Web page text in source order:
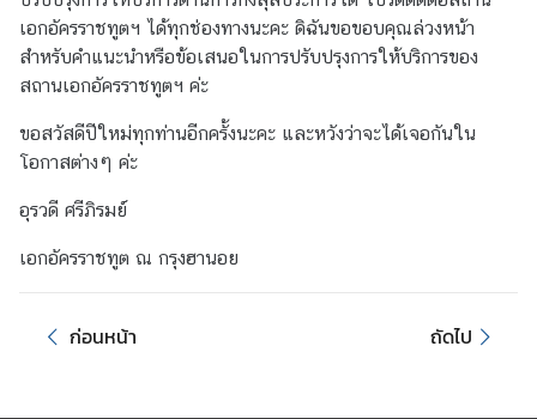
ที
ม
ป
ร
ะ
เ
ท
ไ
เอกอัครราชทูตฯ ได้ทุกช่องทางนะคะ ดิฉันขอขอบคุณล่วงหน้า
สำหรับคำแนะนำหรือข้อเสนอในการปรับปรุงการให้บริการของ
สถานเอกอัครราชทูตฯ ค่ะ
ขอสวัสดีปีใหม่ทุกท่านอีกครั้งนะคะ และหวังว่าจะได้เจอกันใน
โอกาสต่างๆ ค่ะ
อุรวดี ศรีภิรมย์
เอกอัครราชทูต ณ กรุงฮานอย
ก่อนหน้า ถัดไป